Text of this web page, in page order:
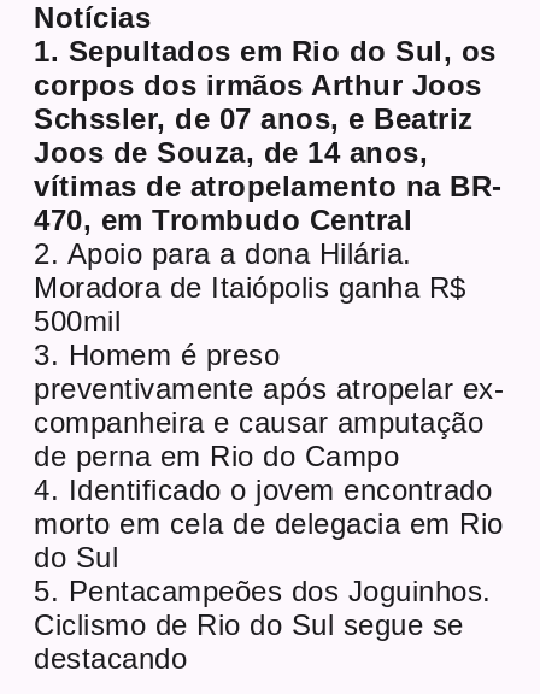
Notícias
1. Sepultados em Rio do Sul, os
corpos dos irmãos Arthur Joos
Schssler, de 07 anos, e Beatriz
Joos de Souza, de 14 anos,
vítimas de atropelamento na BR-
470, em Trombudo Central
2. Apoio para a dona Hilária.
Moradora de Itaiópolis ganha R$
500mil
3. Homem é preso
preventivamente após atropelar ex-
companheira e causar amputação
de perna em Rio do Campo
4. Identificado o jovem encontrado
morto em cela de delegacia em Rio
do Sul
5. Pentacampeões dos Joguinhos.
Ciclismo de Rio do Sul segue se
destacando